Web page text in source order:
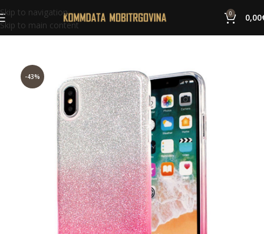
Skip to navigation
Skip to main content
0 0,00
-43%